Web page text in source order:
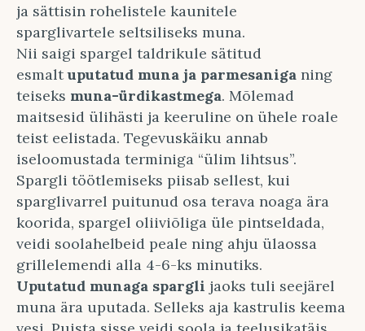
ja sättisin rohelistele kaunitele
sparglivartele seltsiliseks muna.
Nii saigi spargel taldrikule sätitud
esmaltuputatud muna ja parmesaniga ning
teiseks muna-ürdikastmega. Mõlemad
maitsesid ülihästi ja keeruline on ühele roale
teist eelistada. Tegevuskäiku annab
iseloomustada terminiga “ülim lihtsus”.
Spargli töötlemiseks piisab sellest, kui
sparglivarrel puitunud osa terava noaga ära
koorida, spargel oliiviõliga üle pintseldada,
veidi soolahelbeid peale ning ahju ülaossa
grillelemendi alla 4-6-ks minutiks.
Uputatud munaga spargli jaoks tuli seejärel
muna ära uputada. Selleks aja kastrulis keema